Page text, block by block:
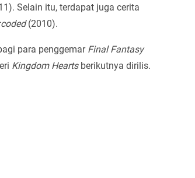
Selain itu, terdapat juga cerita
(2010).
para penggemar Final Fantasy
Kingdom Heartsberikutnya dirilis.